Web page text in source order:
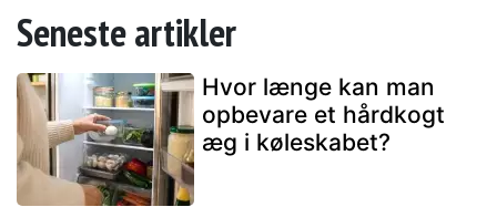
Seneste artikler
Hvor længe kan man
opbevare et hårdkogt
æg i køleskabet?